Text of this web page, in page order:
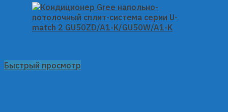
Быстрый просмотр